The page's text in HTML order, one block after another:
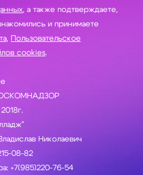
, а также подтверждаете,
и принимаете
, Пользовательское
cookies.
Николаевич
08-82
+7(985)220-76-54